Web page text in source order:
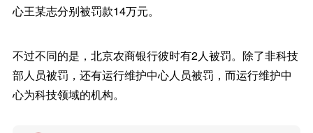
心王某志分别被罚款14万元。
不过不同的是，北京农商银行彼时有2人被罚。除了非科技
部人员被罚，还有运行维护中心人员被罚，而运行维护中
心为科技领域的机构。